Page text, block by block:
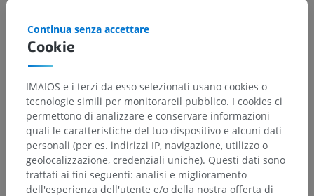
Cookie
Continua senza accettare
IMAIOS e i terzi da esso selezionati usano cookies o
tecnologie simili per monitorareil pubblico. I cookies ci
permettono di analizzare e conservare informazioni
quali le caratteristiche del tuo dispositivo e alcuni dati
personali (per es. indirizzi IP, navigazione, utilizzo o
geolocalizzazione, credenziali uniche). Questi dati sono
trattati ai fini seguenti: analisi e miglioramento
dell'esperienza dell'utente e/o della nostra offerta di